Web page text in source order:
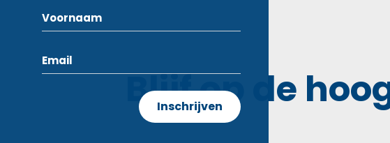
Blijf op de